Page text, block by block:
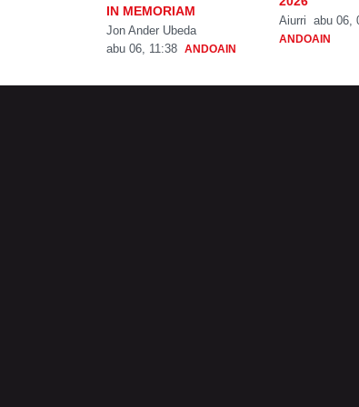
IN MEMORIAM
Jon Ander Ubeda
abu 06, 11:38 ANDOAIN
Aiurri abu 06,
ANDOAIN